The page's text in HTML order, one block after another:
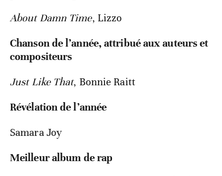
About Damn Time, Lizzo
Chanson de l’année, attribué aux auteurs et
compositeurs
Just Like That, Bonnie Raitt
Révélation de l’année
Samara Joy
Meilleur album de rap